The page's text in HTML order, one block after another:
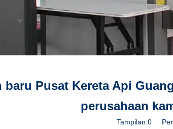
baru Pusat Kereta Api
perusahaan
Tampilan:0